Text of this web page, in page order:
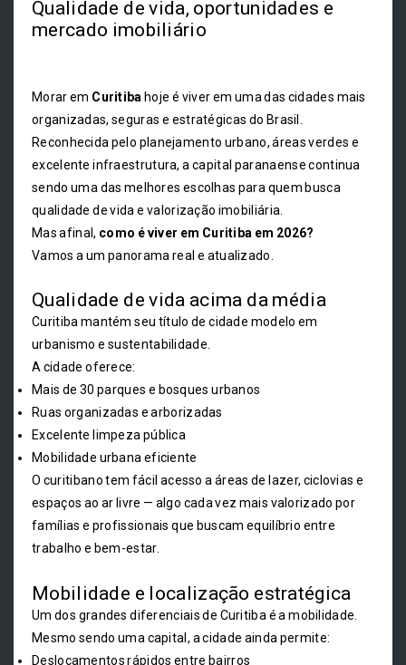
Qualidade de vida, oportunidades e
mercado imobiliário
Morar em Curitiba hoje é viver em uma das cidades mais
organizadas, seguras e estratégicas do Brasil.
Reconhecida pelo planejamento urbano, áreas verdes e
excelente infraestrutura, a capital paranaense continua
sendo uma das melhores escolhas para quem busca
qualidade de vida e valorização imobiliária.
Mas afinal, como é viver em Curitiba em 2026?
Vamos a um panorama real e atualizado.
Qualidade de vida acima da média
Curitiba mantém seu título de cidade modelo em
urbanismo e sustentabilidade.
A cidade oferece:
Mais de 30 parques e bosques urbanos
Ruas organizadas e arborizadas
Excelente limpeza pública
Mobilidade urbana eficiente
O curitibano tem fácil acesso a áreas de lazer, ciclovias e
espaços ao ar livre — algo cada vez mais valorizado por
famílias e profissionais que buscam equilíbrio entre
trabalho e bem-estar.
Mobilidade e localização estratégica
Um dos grandes diferenciais de Curitiba é a mobilidade.
Mesmo sendo uma capital, a cidade ainda permite:
Deslocamentos rápidos entre bairros